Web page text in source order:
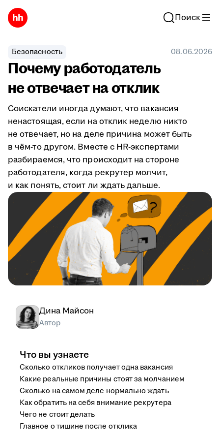
Поиск
Безопасность 08.06.2026
Почему работодатель
не отвечает на отклик
Соискатели иногда думают, что вакансия
ненастоящая, если на отклик неделю никто
не отвечает, но на деле причина может быть
в чём-то другом. Вместе с HR-экспертами
разбираемся, что происходит на стороне
работодателя, когда рекрутер молчит,
и как понять, стоит ли ждать дальше.
Дина Майсон
Автор
Что вы узнаете
Сколько откликов получает одна вакансия
Какие реальные причины стоят за молчанием
Сколько на самом деле нормально ждать
Как обратить на себя внимание рекрутера
Чего не стоит делать
Главное о тишине после отклика